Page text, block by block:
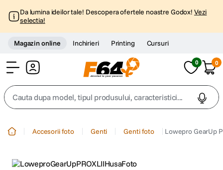
Da lumina ideilor tale! Descopera ofertele noastre Godox! Vezi
selectia!
Magazin online Inchirieri Printing Cursuri
0 0
Cauta dupa model, tipul produsului, caracteristici...
Accesorii foto Genti Genti foto Lowepro GearUp